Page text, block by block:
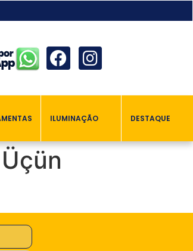
ILUMINAÇÃO DESTAQUE